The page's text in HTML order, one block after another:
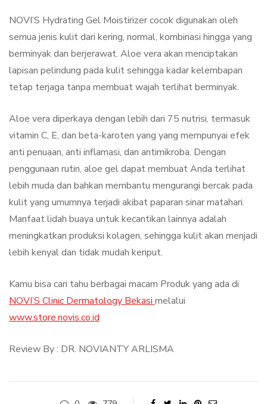
NOVI’S Hydrating Gel Moistirizer cocok digunakan oleh
semua jenis kulit dari kering, normal, kombinasi hingga yang
berminyak dan berjerawat. Aloe vera akan menciptakan
lapisan pelindung pada kulit sehingga kadar kelembapan
tetap terjaga tanpa membuat wajah terlihat berminyak.
Aloe vera diperkaya dengan lebih dari 75 nutrisi, termasuk
vitamin C, E, dan beta-karoten yang yang mempunyai efek
anti penuaan, anti inflamasi, dan antimikroba. Dengan
penggunaan rutin, aloe gel dapat membuat Anda terlihat
lebih muda dan bahkan membantu mengurangi bercak pada
kulit yang umumnya terjadi akibat paparan sinar matahari.
Manfaat lidah buaya untuk kecantikan lainnya adalah
meningkatkan produksi kolagen, sehingga kulit akan menjadi
lebih kenyal dan tidak mudah keriput.
Kamu bisa cari tahu berbagai macam Produk yang ada di
NOVI’S Clinic Dermatology Bekasi melalui
www.store.novis.co.id
Review By : DR. NOVIANTY ARLISMA